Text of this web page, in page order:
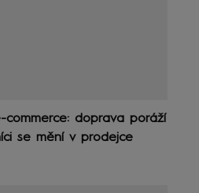
doprava poráží
se mění v prodejce